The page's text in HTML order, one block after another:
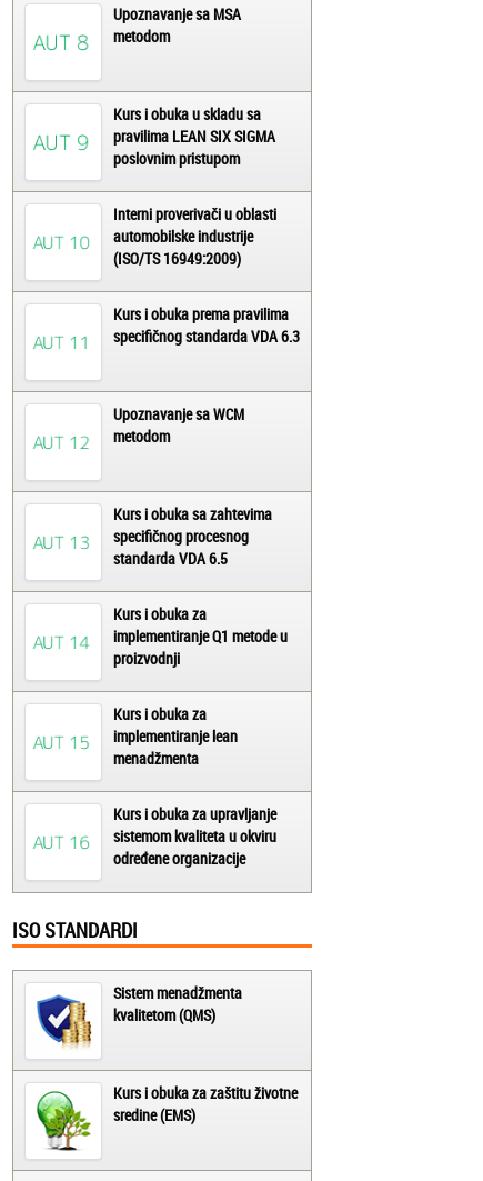
Upoznavanje sa MSA
metodom
Kurs i obuka u skladu sa
pravilima LEAN SIX SIGMA
poslovnim pristupom
Interni proverivači u oblasti
automobilske industrije
(ISO/TS 16949:2009)
Kurs i obuka prema pravilima
specifičnog standarda VDA 6.3
Upoznavanje sa WCM
metodom
Kurs i obuka sa zahtevima
specifičnog procesnog
standarda VDA 6.5
Kurs i obuka za
implementiranje Q1 metode u
proizvodnji
Kurs i obuka za
implementiranje lean
menadžmenta
Kurs i obuka za upravljanje
sistemom kvaliteta u okviru
određene organizacije
ISO STANDARDI
Sistem menadžmenta
kvalitetom (QMS)
Kurs i obuka za zaštitu životne
sredine (EMS)